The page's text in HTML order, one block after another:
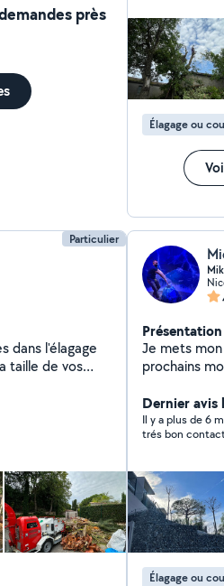
près
Élagage ou
Particulier
taille de vos
d'un
je ferais au
Présentation
Je mets
prochains
très bientôt . Jardinier depuis presque 20 ans , je
propose
nettoyage ,
Dernier avis
Il y a plus de 6
trés bon
Élagage ou